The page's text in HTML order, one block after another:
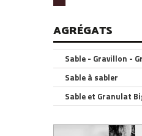
AGRÉGATS
Sable - Gravillon -
Sable à sabler
Sable et Granulat